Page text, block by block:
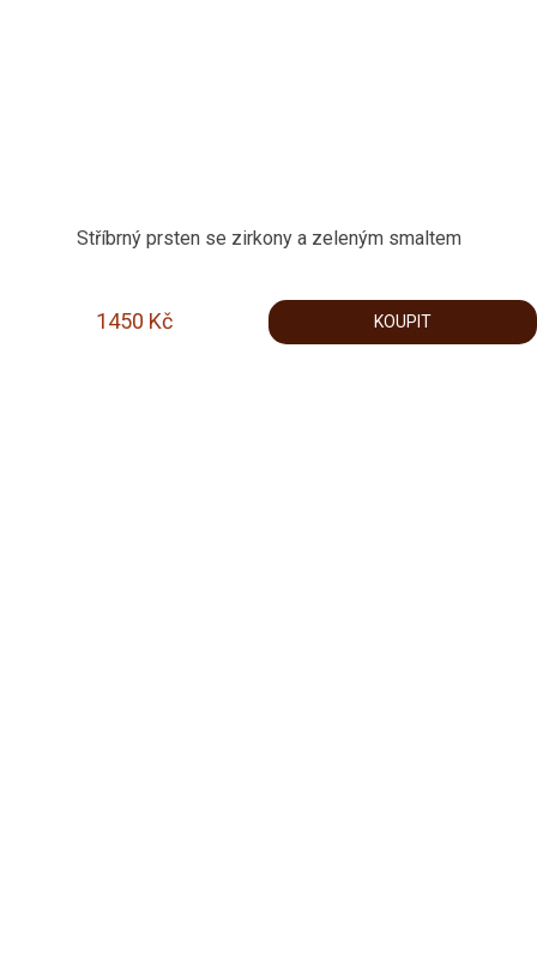
Stříbrný prsten se zirkony a zeleným smaltem
1450 Kč KOUPIT